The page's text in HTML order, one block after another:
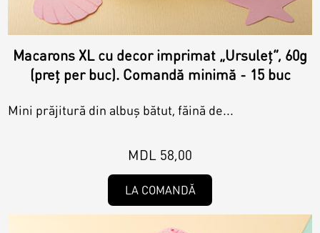
Macarons XL cu decor imprimat „Ursuleț”, 60g
(preț per buc). Comandă minimă - 15 buc
Mini prăjitură din albuș bătut, făină de...
MDL 58,00
LA COMANDĂ